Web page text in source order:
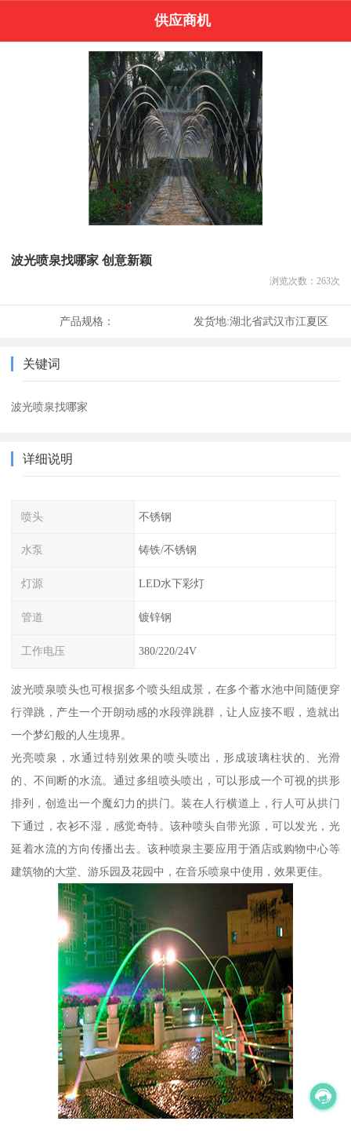
供应商机
波光喷泉找哪家 创意新颖
浏览次数： 263次
产品规格： 发货地:湖北省武汉市江夏区
关键词
波光喷泉找哪家
详细说明
喷头 不锈钢
水泵 铸铁/不锈钢
灯源 LED水下彩灯
管道 镀锌钢
工作电压 380/220/24V
波光喷泉喷头也可根据多个喷头组成景，在多个蓄水池中间随便穿
行弹跳，产生一个开朗动感的水段弹跳群，让人应接不暇，造就出
一个梦幻般的人生境界。
光亮喷泉，水通过特别效果的喷头喷出，形成玻璃柱状的、光滑
的、不间断的水流。通过多组喷头喷出，可以形成一个可视的拱形
排列，创造出一个魔幻力的拱门。装在人行横道上，行人可从拱门
下通过，衣衫不湿，感觉奇特。该种喷头自带光源，可以发光，光
延着水流的方向传播出去。该种喷泉主要应用于酒店或购物中心等
建筑物的大堂、游乐园及花园中，在音乐喷泉中使用，效果更佳。